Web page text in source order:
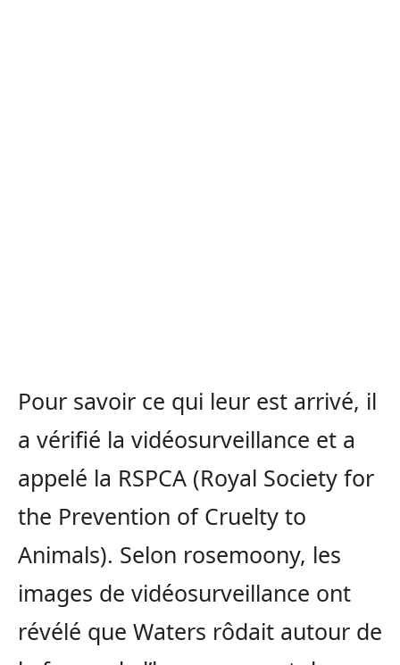
Pour savoir ce qui leur est arrivé, il
a vérifié la vidéosurveillance et a
appelé la RSPCA (Royal Society for
the Prevention of Cruelty to
Animals). Selon rosemoony, les
images de vidéosurveillance ont
révélé que Waters rôdait autour de